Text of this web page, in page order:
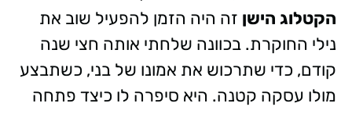
הקטלוג הישן זה היה הזמן להפעיל שוב את
נילי החוקרת. בכוונה שלחתי אותה חצי שנה
קודם, כדי שתרכוש את אמונו של בני, כשתבצע
מולו עסקה קטנה. היא סיפרה לו כיצד פתחה